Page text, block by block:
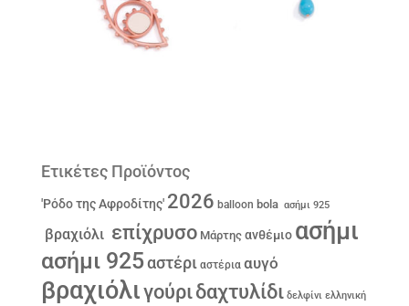
Ετικέτες Προϊόντος
'Ρόδο της Αφροδίτης' 2026 balloon bola ασήμι 925
βραχιόλι επίχρυσο Μάρτης ανθέμιο ασήμι
ασήμι 925αστέρι αστέρια αυγό
βραχιόλιγούριδαχτυλίδι δελφίνι ελληνική